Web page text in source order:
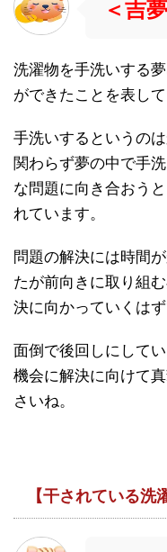
＜吉
洗濯物を手洗いする
ができたことを表して
手洗いするというの
関わらず夢の中で手
な問題に向き合おう
れています。
問題の解決には時間
たが前向きに取り組
決に向かっていくはず
面倒で後回しにして
機会に解決に向けて
さいね。
【干されている洗